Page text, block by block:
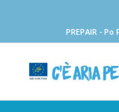
PREPAIR -